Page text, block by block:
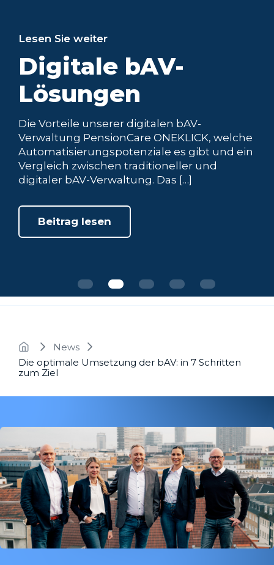
Lesen Sie weiter
Digitale bAV-
Lösungen
Die Vorteile unserer digitalen bAV-
Verwaltung PensionCare ONEKLICK, welche
Automatisierungspotenziale es gibt und ein
Vergleich zwischen traditioneller und
digitaler bAV-Verwaltung. Das […]
Beitrag lesen
News
Die optimale Umsetzung der bAV: in 7 Schritten
zum Ziel